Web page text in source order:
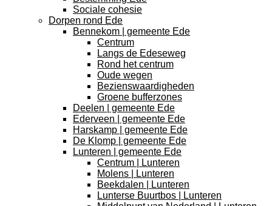
Sociale cohesie
Dorpen rond Ede
Bennekom | gemeente Ede
Centrum
Langs de Edeseweg
Rond het centrum
Oude wegen
Bezienswaardigheden
Groene bufferzones
Deelen | gemeente Ede
Ederveen | gemeente Ede
Harskamp | gemeente Ede
De Klomp | gemeente Ede
Lunteren | gemeente Ede
Centrum | Lunteren
Molens | Lunteren
Beekdalen | Lunteren
Lunterse Buurtbos | Lunteren